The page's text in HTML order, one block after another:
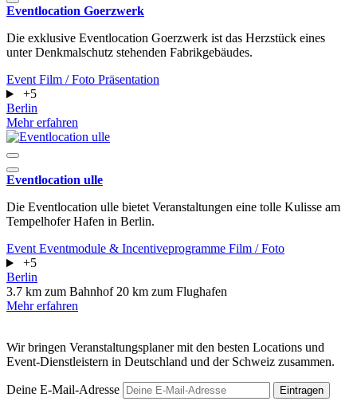
Eventlocation Goerzwerk
Die exklusive Eventlocation Goerzwerk ist das Herzstück eines
unter Denkmalschutz stehenden Fabrikgebäudes.
Event Film / Foto Präsentation
+5
Berlin
Mehr erfahren
Eventlocation ulle
Die Eventlocation ulle bietet Veranstaltungen eine tolle Kulisse am
Tempelhofer Hafen in Berlin.
Event Eventmodule & Incentiveprogramme Film / Foto
+5
Berlin
3.7 km zum Bahnhof 20 km zum Flughafen
Mehr erfahren
Wir bringen Veranstaltungsplaner mit den besten Locations und
Event-Dienstleistern in Deutschland und der Schweiz zusammen.
Deine E-Mail-Adresse Eintragen